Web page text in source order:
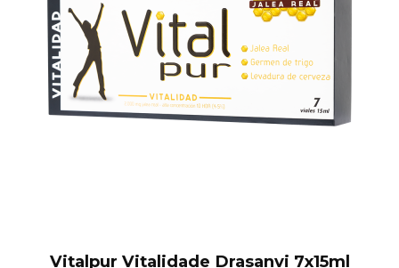
Vitalpur Vitalidade Drasanvi 7x15ml